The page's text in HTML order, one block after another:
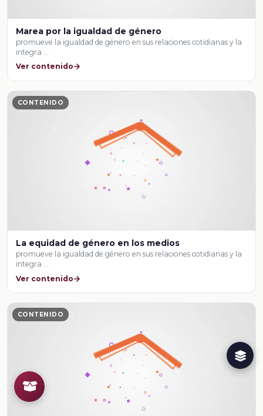
Marea por la igualdad de género
promueve la igualdad de género en sus relaciones cotidianas y la
integra …
Ver contenido
CONTENIDO
La equidad de género en los medios
promueve la igualdad de género en sus relaciones cotidianas y la
integra …
Ver contenido
CONTENIDO